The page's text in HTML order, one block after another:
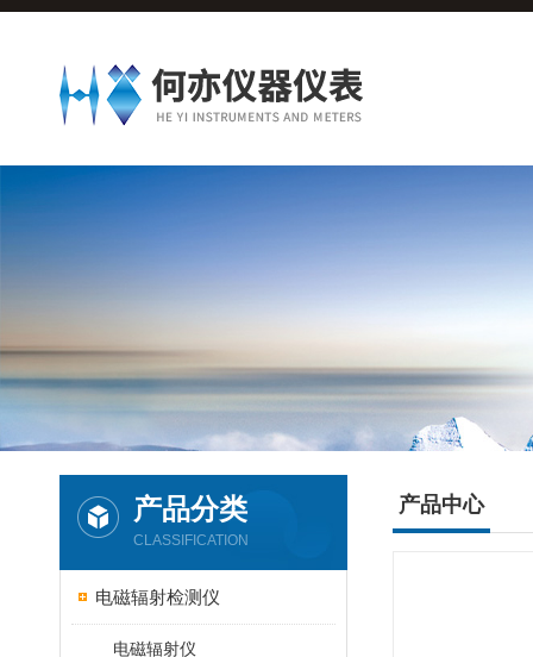
产品分类
CLASSIFICATION
电磁辐射检测仪
电磁辐射仪
产品中心